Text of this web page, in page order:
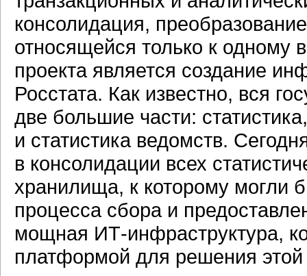
консолидация,
относящейся только к одному
проекта является создание
Росстата. Как известно, вся
две большие части:
и статистика ведомств.
в консолидации всех
хранилища, к которому могли
процесса сбора и
мощная ИТ-инфраструктура,
платформой для решения этой